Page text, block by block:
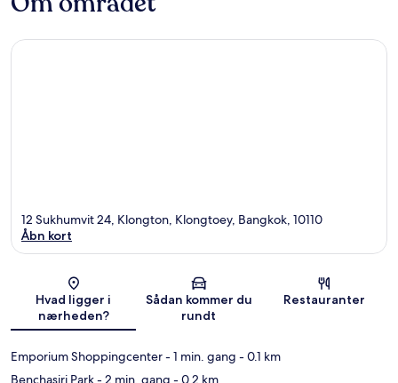
Kort
12 Sukhumvit 24, Klongton, Klongtoey, Bangkok, 10110
Åbn kort
Hvad ligger i
nærheden?
Sådan kommer du
rundt
Restauranter
Emporium Shoppingcenter- 1 min. gang - 0.1 km
Benchasiri Park- 2 min. gang - 0.2 km